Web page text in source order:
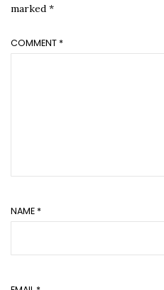
marked *
COMMENT *
NAME *